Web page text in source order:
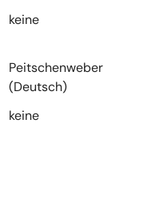
keine
Peitschenweber
(Deutsch)
keine